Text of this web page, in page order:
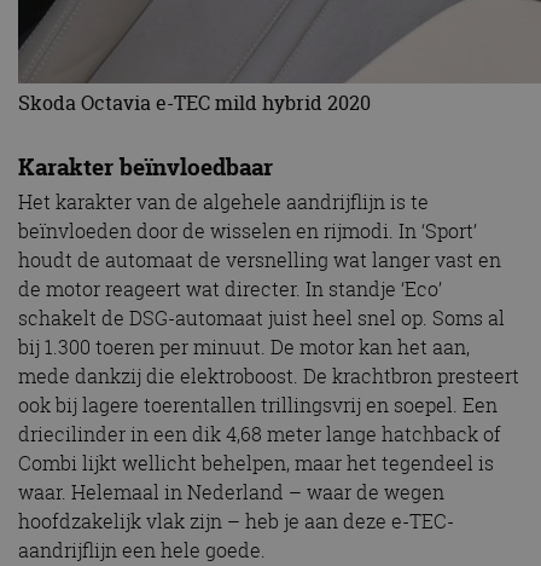
Skoda Octavia e-TEC mild hybrid 2020
Karakter beïnvloedbaar
Het karakter van de algehele aandrijflijn is te
beïnvloeden door de wisselen en rijmodi. In ‘Sport’
houdt de automaat de versnelling wat langer vast en
de motor reageert wat directer. In standje ‘Eco’
schakelt de DSG-automaat juist heel snel op. Soms al
bij 1.300 toeren per minuut. De motor kan het aan,
mede dankzij die elektroboost. De krachtbron presteert
ook bij lagere toerentallen trillingsvrij en soepel. Een
driecilinder in een dik 4,68 meter lange hatchback of
Combi lijkt wellicht behelpen, maar het tegendeel is
waar. Helemaal in Nederland – waar de wegen
hoofdzakelijk vlak zijn – heb je aan deze e-TEC-
aandrijflijn een hele goede.